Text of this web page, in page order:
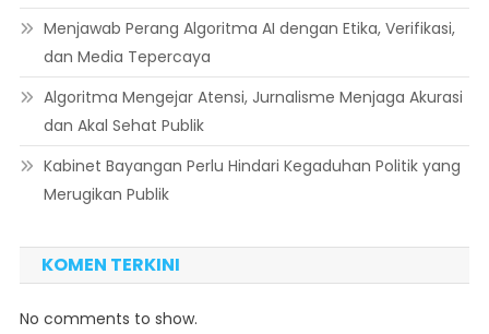
Menjawab Perang Algoritma AI dengan Etika, Verifikasi,
dan Media Tepercaya
Algoritma Mengejar Atensi, Jurnalisme Menjaga Akurasi
dan Akal Sehat Publik
Kabinet Bayangan Perlu Hindari Kegaduhan Politik yang
Merugikan Publik
KOMEN TERKINI
No comments to show.